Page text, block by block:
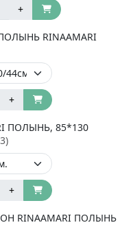
+
RINAAMARI
+
ПОЛЫНЬ, 85*130
)
+
RINAAMARI ПОЛЫНЬ